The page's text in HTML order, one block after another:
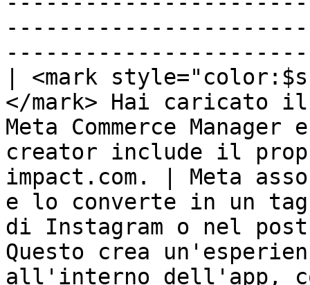
| <mark
</mark> Hai caricato
Meta Commerce
creator include il
impact.com. | Meta
e lo converte in un
di Instagram o nel
Questo crea
all'interno dell'app,